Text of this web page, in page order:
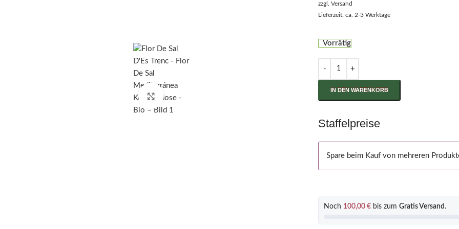
Click to enlarge
zzgl. Versand
Lieferzeit: ca. 2-3 Werktage
Vorrätig
IN DEN WARENKORB
Staffelpreise
Spare beim Kauf von mehreren
Noch 100,00 € bis zum Gratis Versand .